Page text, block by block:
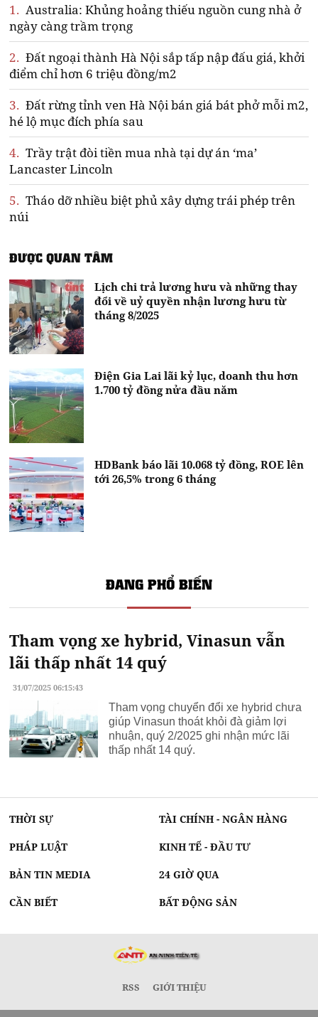
1. Australia: Khủng hoảng thiếu nguồn cung nhà ở
ngày càng trầm trọng
2. Đất ngoại thành Hà Nội sắp tấp nập đấu giá, khởi
điểm chỉ hơn 6 triệu đồng/m2
3. Đất rừng tỉnh ven Hà Nội bán giá bát phở mỗi m2,
hé lộ mục đích phía sau
4. Trầy trật đòi tiền mua nhà tại dự án ‘ma’
Lancaster Lincoln
5. Tháo dỡ nhiều biệt phủ xây dựng trái phép trên
núi
ĐƯỢC QUAN TÂM
Lịch chi trả lương hưu và những thay
đổi về uỷ quyền nhận lương hưu từ
tháng 8/2025
Điện Gia Lai lãi kỷ lục, doanh thu hơn
1.700 tỷ đồng nửa đầu năm
HDBank báo lãi 10.068 tỷ đồng, ROE lên
tới 26,5% trong 6 tháng
ĐANG PHỔ BIẾN
Tham vọng xe hybrid, Vinasun vẫn
lãi thấp nhất 14 quý
31/07/2025 06:15:43
Tham vọng chuyển đổi xe hybrid chưa
giúp Vinasun thoát khỏi đà giảm lợi
nhuận, quý 2/2025 ghi nhận mức lãi
thấp nhất 14 quý.
THỜI SỰ TÀI CHÍNH - NGÂN HÀNG
PHÁP LUẬT KINH TẾ - ĐẦU TƯ
BẢN TIN MEDIA 24 GIỜ QUA
CẦN BIẾT BẤT ĐỘNG SẢN
RSS GIỚI THIỆU